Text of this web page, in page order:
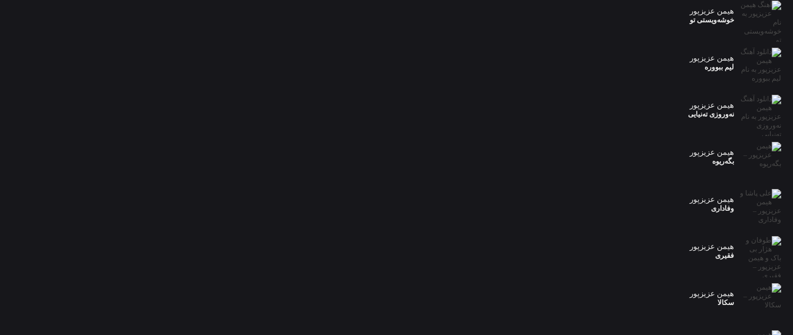
هیمن عزیزپور
خوشەویستی تو
هیمن عزیزپور
لیم ببووره
هیمن عزیزپور
نەوروزی تەنیایی
هیمن عزیزپور
بگەریوە
هیمن عزیزپور
وفاداری
هیمن عزیزپور
فقیری
هیمن عزیزپور
سکالا